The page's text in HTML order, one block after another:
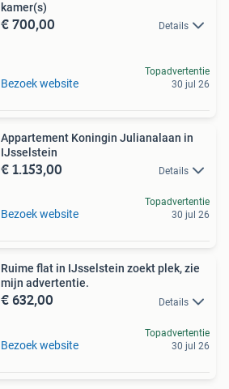
kamer(s)
€ 700,00 Details
Bezoek website
Topadvertentie
30 jul 26
Appartement Koningin Julianalaan in
IJsselstein
€ 1.153,00 Details
Bezoek website
Topadvertentie
30 jul 26
Ruime flat in IJsselstein zoekt plek, zie
mijn advertentie.
€ 632,00 Details
Bezoek website
Topadvertentie
30 jul 26